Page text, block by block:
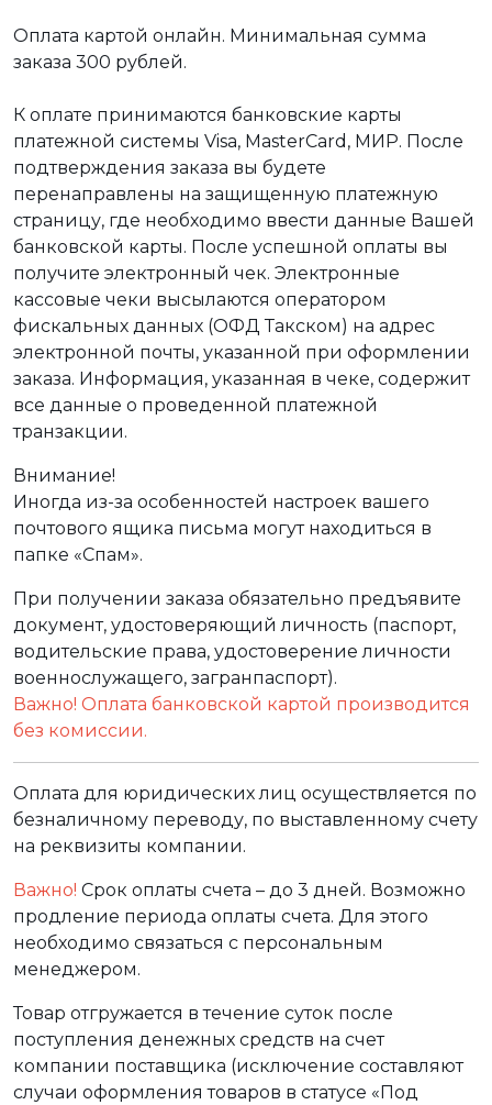
Оплата картой онлайн. Минимальная сумма
заказа 300 рублей.
К оплате принимаются банковские карты
платежной системы Visa, MasterCard, МИР. После
подтверждения заказа вы будете
перенаправлены на защищенную платежную
страницу, где необходимо ввести данные Вашей
банковской карты. После успешной оплаты вы
получите электронный чек. Электронные
кассовые чеки высылаются оператором
фискальных данных (ОФД Такском) на адрес
электронной почты, указанной при оформлении
заказа. Информация, указанная в чеке, содержит
все данные о проведенной платежной
транзакции.
Внимание!
Иногда из-за особенностей настроек вашего
почтового ящика письма могут находиться в
папке «Спам».
При получении заказа обязательно предъявите
документ, удостоверяющий личность (паспорт,
водительские права, удостоверение личности
военнослужащего, загранпаспорт).
Важно! Оплата банковской картой производится
без комиссии.
Оплата для юридических лиц осуществляется по
безналичному переводу, по выставленному счету
на реквизиты компании.
Важно! Срок оплаты счета – до 3 дней. Возможно
продление периода оплаты счета. Для этого
необходимо связаться с персональным
менеджером.
Товар отгружается в течение суток после
поступления денежных средств на счет
компании поставщика (исключение составляют
случаи оформления товаров в статусе «Под